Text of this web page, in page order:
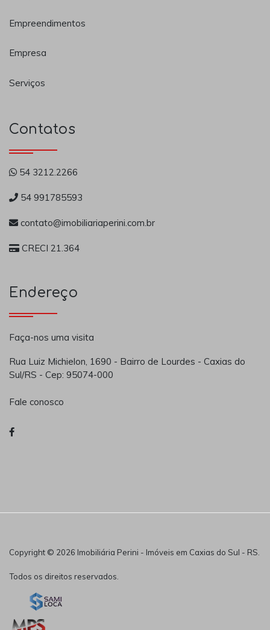
Empreendimentos
Empresa
Serviços
Contatos
54 3212.2266
54 991785593
contato@imobiliariaperini.com.br
CRECI 21.364
Endereço
Faça-nos uma visita
Rua Luiz Michielon, 1690 - Bairro de Lourdes - Caxias do
Sul/RS - Cep: 95074-000
Fale conosco
Copyright © 2026 Imobiliária Perini - Imóveis em Caxias do Sul - RS.
Todos os direitos reservados.